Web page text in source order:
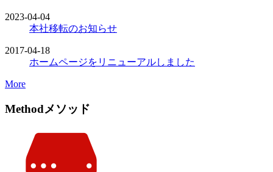
2023-04-04
本社移転のお知らせ
2017-04-18
ホームページをリニューアルしました
More
Methodメソッド